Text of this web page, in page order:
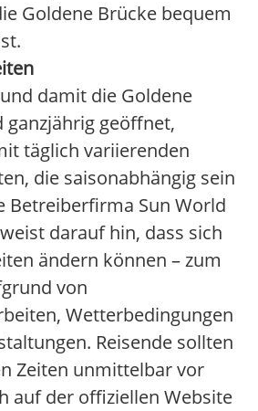
Goldene Brücke bequem
damit die Goldene
ganzjährig geöffnet,
täglich variierenden
die saisonabhängig sein
Betreiberfirma Sun World
darauf hin, dass sich
ändern können – zum
von
Wetterbedingungen
Reisende sollten
Zeiten unmittelbar vor
auf der offiziellen Website